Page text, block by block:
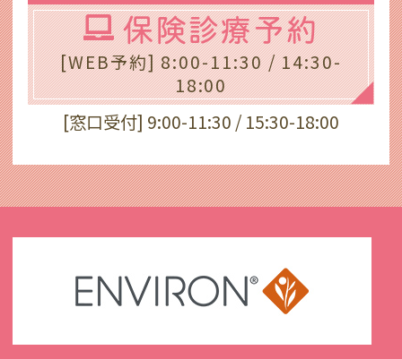
保険診療予約
[WEB予約] 8:00-11:30 / 14:30-
18:00
[窓口受付] 9:00-11:30 / 15:30-18:00